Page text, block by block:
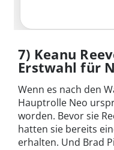
7) Keanu
Erstwahl für
Wenn es nach den
Hauptrolle Neo
worden. Bevor sie
hatten sie bereits
erhalten. Und Brad